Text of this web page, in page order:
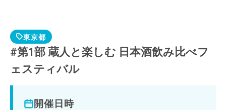
東京都
#第1部 蔵人と楽しむ 日本酒飲み比べフ
ェスティバル
開催日時